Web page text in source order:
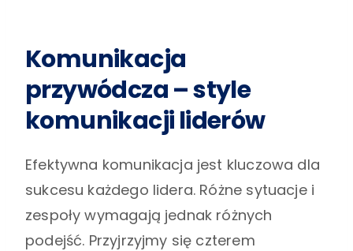
Komunikacja
przywódcza – style
komunikacji liderów
Efektywna komunikacja jest kluczowa dla
sukcesu każdego lidera. Różne sytuacje i
zespoły wymagają jednak różnych
podejść. Przyjrzyjmy się czterem